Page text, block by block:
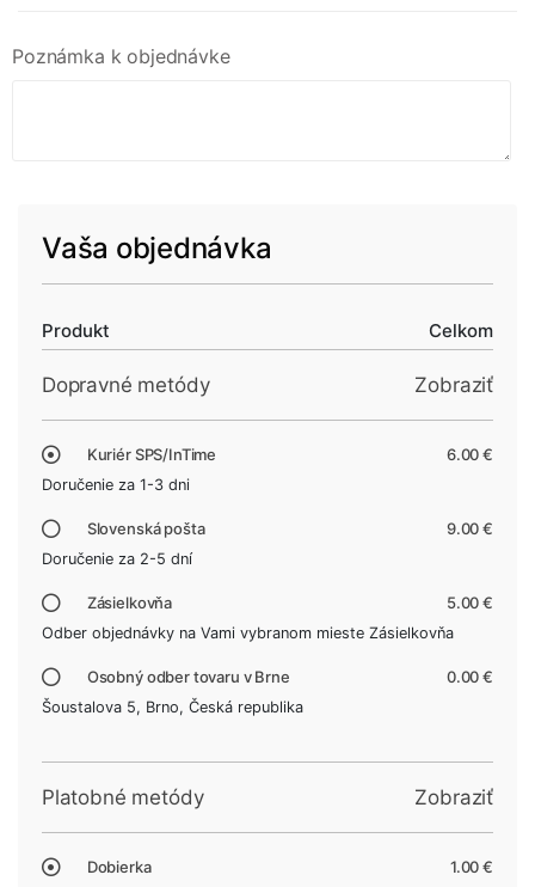
Poznámka k objednávke
Vaša objednávka
Produkt Celkom
Dopravné metódy Zobraziť
Kuriér SPS/InTime 6.00 €
Doručenie za 1-3 dni
Slovenská pošta 9.00 €
Doručenie za 2-5 dní
Zásielkovňa 5.00 €
Odber objednávky na Vami vybranom mieste Zásielkovňa
Osobný odber tovaru v Brne 0.00 €
Šoustalova 5, Brno, Česká republika
Platobné metódy Zobraziť
Dobierka 1.00 €